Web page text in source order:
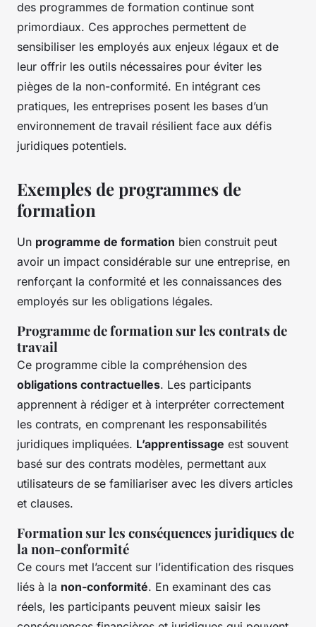
des programmes de formation continue sont
primordiaux. Ces approches permettent de
sensibiliser les employés aux enjeux légaux et de
leur offrir les outils nécessaires pour éviter les
pièges de la non-conformité. En intégrant ces
pratiques, les entreprises posent les bases d’un
environnement de travail résilient face aux défis
juridiques potentiels.
Exemples de programmes de
formation
Un programme de formation bien construit peut
avoir un impact considérable sur une entreprise, en
renforçant la conformité et les connaissances des
employés sur les obligations légales.
Programme de formation sur les contrats de
travail
Ce programme cible la compréhension des
obligations contractuelles. Les participants
apprennent à rédiger et à interpréter correctement
les contrats, en comprenant les responsabilités
juridiques impliquées. L’apprentissage est souvent
basé sur des contrats modèles, permettant aux
utilisateurs de se familiariser avec les divers articles
et clauses.
Formation sur les conséquences juridiques de
la non-conformité
Ce cours met l’accent sur l’identification des risques
liés à la non-conformité. En examinant des cas
réels, les participants peuvent mieux saisir les